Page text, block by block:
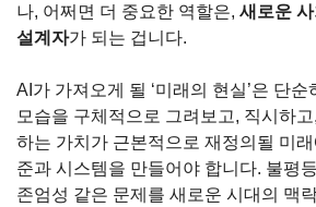
나, 어쩌면 더 중요한 역할은, 새로운
설계자가 되는 겁니다.
AI가 가져오게 될 ‘미래의 현실’은 단
모습을 구체적으로 그려보고, 직시하고
하는 가치가 근본적으로 재정의될 미래
준과 시스템을 만들어야 합니다. 불평
존엄성 같은 문제를 새로운 시대의 맥